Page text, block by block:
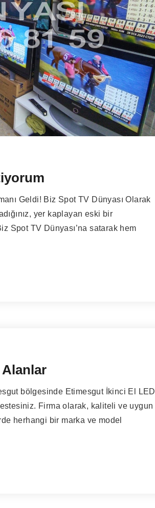
Geldi! Biz Spot TV Dünyası Olarak
yer kaplayan eski bir
Spot TV Dünyası’na satarak hem
bölgesinde Etimesgut İkinci El LED
Firma olarak, kaliteli ve uygun
herhangi bir marka ve model